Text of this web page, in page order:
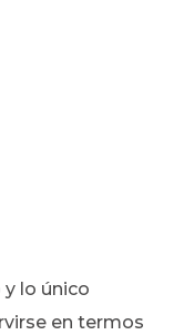
lo único
en termos